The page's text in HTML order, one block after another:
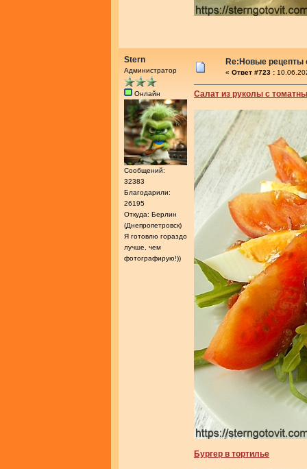
Stern
Администратор
Онлайн
Сообщений:
32383
Благодарили:
26195
Откуда: Берлин
(Днепропетровск)
Я готовлю гораздо
лучше, чем
фотографирую!))
Re:Новые рецепты
« Ответ #723 :
Салат из руколы с
Бургер в тортилье